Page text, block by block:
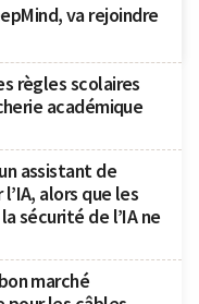
va rejoindre
règles scolaires
académique
assistant de
alors que les
sécurité de l’IA ne
marché